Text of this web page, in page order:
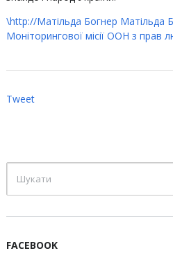
\http://Матільда Богнер Матільда
Моніторингової місії ООН з прав
Tweet
FACEBOOK